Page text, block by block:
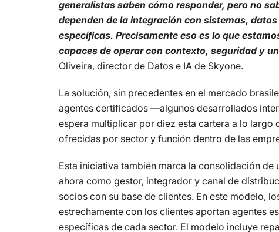
generalistas saben cómo responder, pero no
dependen de la integración con sistemas,
específicas. Precisamente eso es lo que
capaces de operar con contexto, seguridad y
Oliveira, director de Datos e IA de Skyone.
La solución, sin precedentes en el mercado
agentes certificados —algunos desarrollados
espera multiplicar por diez esta cartera a lo largo
ofrecidas por sector y función dentro de las
Esta iniciativa también marca la consolidación
ahora como gestor, integrador y canal de
socios con su base de clientes. En este modelo,
estrechamente con los clientes aportan agentes
específicas de cada sector. El modelo incluye